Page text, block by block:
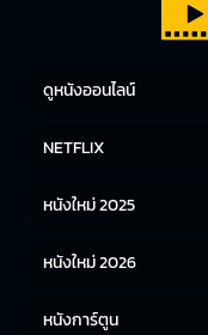
ดูหนังออนไลน์
หนังญี่ปุ่น
NETFLIX
หนังใหม่ 2025
หนังใหม่ 2026
หนังการ์ตูน